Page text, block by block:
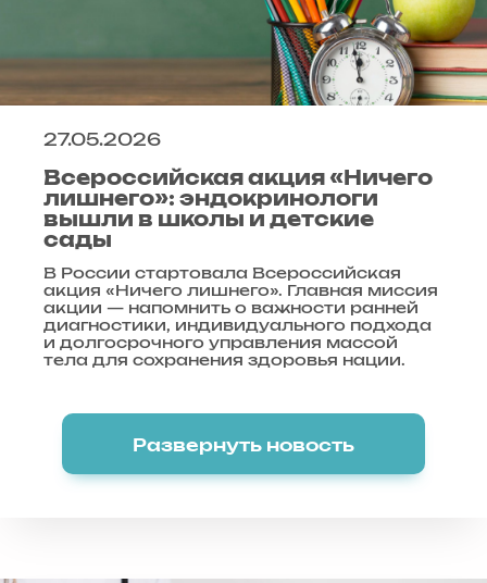
27.05.2026
Всероссийская акция «Ничего
лишнего»: эндокринологи
вышли в школы и детские
сады
В России стартовала Всероссийская
акция «Ничего лишнего». Главная миссия
акции — напомнить о важности ранней
диагностики, индивидуального подхода
и долгосрочного управления массой
тела для сохранения здоровья нации.
Развернуть новость